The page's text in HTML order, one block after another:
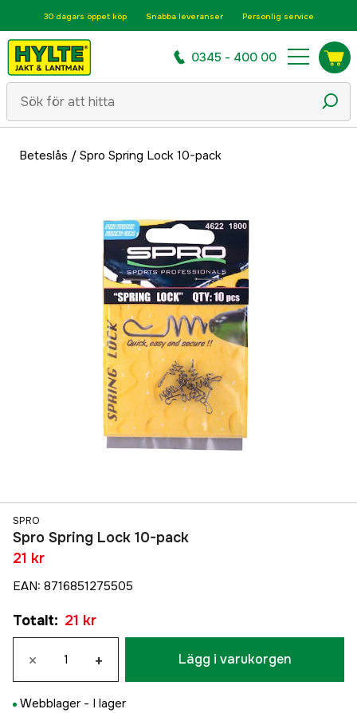
30 dagars öppet köp Snabba leveranser Personlig service
0345 - 400 00
Beteslås / Spro Spring Lock 10-pack
SPRO
Spro Spring Lock 10-pack
21 kr
EAN: 8716851275505
Totalt: 21 kr
× + Lägg i varukorgen
Webblager - I lager